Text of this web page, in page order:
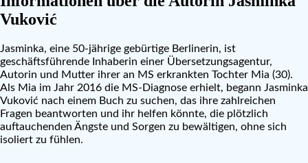
Vuković
Jasminka, eine 50-jährige gebürtige Berlinerin, ist
geschäftsführende Inhaberin einer Übersetzungsagentur,
Autorin und Mutter ihrer an MS erkrankten Tochter Mia (30).
Als Mia im Jahr 2016 die MS-Diagnose erhielt, begann Jasminka
Vuković nach einem Buch zu suchen, das ihre zahlreichen
Fragen beantworten und ihr helfen könnte, die plötzlich
auftauchenden Ängste und Sorgen zu bewältigen, ohne sich
isoliert zu fühlen.